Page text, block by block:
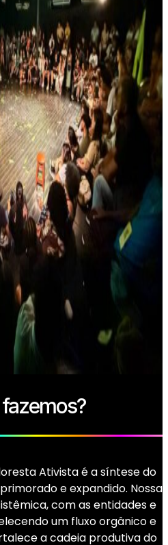
Ativista é a síntese do
e expandido. Nossa
com as entidades e
um fluxo orgânico e
a cadeia produtiva do